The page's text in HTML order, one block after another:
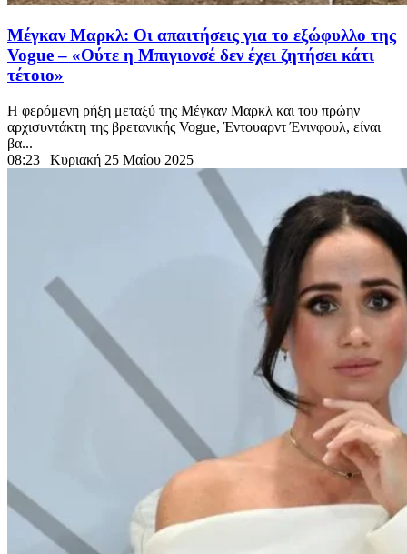
Μέγκαν Μαρκλ: Οι απαιτήσεις για το εξώφυλλο της
Vogue – «Ούτε η Μπιγιονσέ δεν έχει ζητήσει κάτι
τέτοιο»
Η φερόμενη ρήξη μεταξύ της Μέγκαν Μαρκλ και του πρώην
αρχισυντάκτη της βρετανικής Vogue, Έντουαρντ Ένινφουλ, είναι
βα...
08:23 | Κυριακή 25 Μαΐου 2025